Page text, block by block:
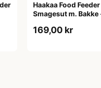
Haakaa Food
Smagesut m. Bakke
169,00 kr